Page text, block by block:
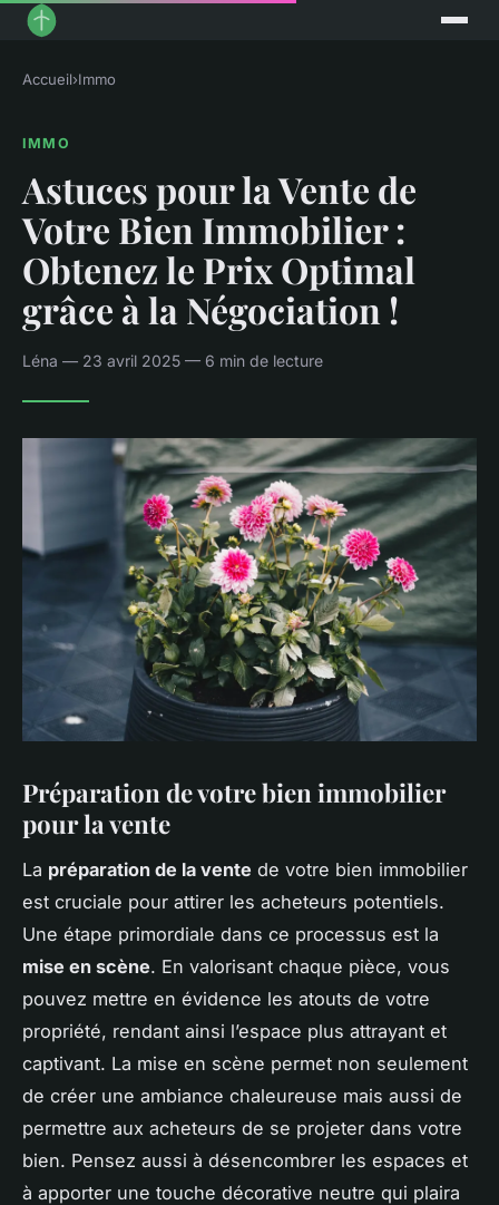
Accueil›Immo
IMMO
Astuces pour la Vente de
Votre Bien Immobilier :
Obtenez le Prix Optimal
grâce à la Négociation !
Léna — 23 avril 2025 — 6 min de lecture
Préparation de votre bien immobilier
pour la vente
La préparation de la vente de votre bien immobilier
est cruciale pour attirer les acheteurs potentiels.
Une étape primordiale dans ce processus est la
mise en scène. En valorisant chaque pièce, vous
pouvez mettre en évidence les atouts de votre
propriété, rendant ainsi l’espace plus attrayant et
captivant. La mise en scène permet non seulement
de créer une ambiance chaleureuse mais aussi de
permettre aux acheteurs de se projeter dans votre
bien. Pensez aussi à désencombrer les espaces et
à apporter une touche décorative neutre qui plaira